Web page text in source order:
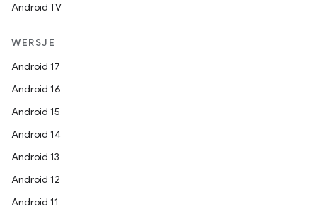
Android TV
WERSJE
Android 17
Android 16
Android 15
Android 14
Android 13
Android 12
Android 11